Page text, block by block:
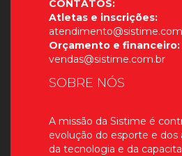
CONTATOS:
Atletas e inscrições:
Orçamento e financeiro:
vendas@sistime.com.br
SOBRE NÓS
A missão da Sistime é
evolução do esporte e
da tecnologia e da